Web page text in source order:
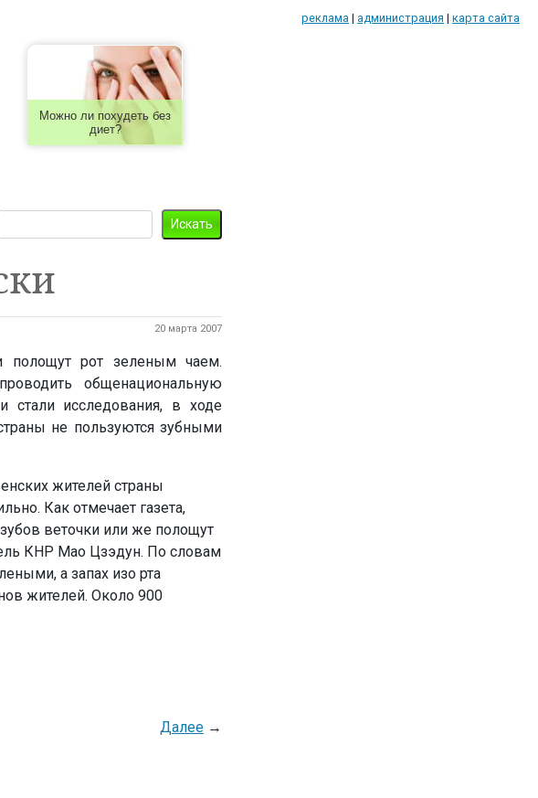
реклама | администрация | карта сайта
Можно ли похудеть без
диет?
20 марта 2007
полощут рот зеленым чаем.
общенациональную
исследования, в ходе
не пользуются зубными
жителей страны
Как отмечает газета,
веточки или же полощут
КНР Мао Цзэдун. По словам
а запах изо рта
жителей. Около 900
Далее→